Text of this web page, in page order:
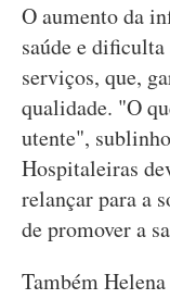
O aumento da
saúde e
serviços, que,
qualidade. "O
utente",
Hospitaleiras
relançar para a
de promover a
Também